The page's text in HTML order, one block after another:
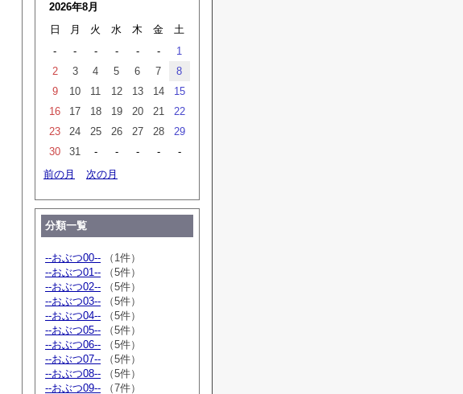
2026年8月
日
月 火 水 木 金
土
-
- - - - -
1
2
3 4 5 6 7
8
9
10 11 12 13 14
15
16
17 18 19 20 21
22
23
24 25 26 27 28
29
30
31 - - - -
-
前の月
次の月
分類一覧
--おぶつ00-- （1件）
--おぶつ01-- （5件）
--おぶつ02-- （5件）
--おぶつ03-- （5件）
--おぶつ04-- （5件）
--おぶつ05-- （5件）
--おぶつ06-- （5件）
--おぶつ07-- （5件）
--おぶつ08-- （5件）
--おぶつ09-- （7件）